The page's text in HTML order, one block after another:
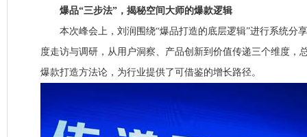
爆品“三步法”，揭秘空间大师的爆款逻辑
本次峰会上，刘润围绕“爆品打造的底层逻辑”进行系统分
度走访与调研，从用户洞察、产品创新到价值传递三个维度，
爆款打造方法论，为行业提供了可借鉴的增长路径。